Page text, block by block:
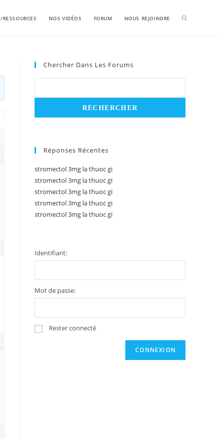
RESSOURCES NOS VIDÉOS FORUM NOUS REJOINDRE
Chercher Dans Les Forums
Réponses Récentes
stromectol 3mg la thuoc gi
stromectol 3mg la thuoc gi
stromectol 3mg la thuoc gi
stromectol 3mg la thuoc gi
stromectol 3mg la thuoc gi
Identifiant:
Mot de passe:
Rester connecté
CONNEXION